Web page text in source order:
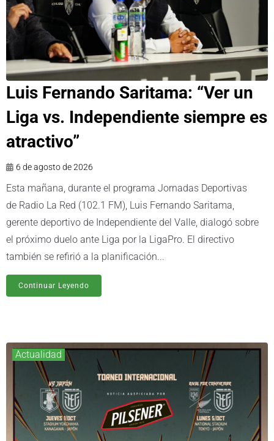
Luis Fernando Saritama: “Ver un
Liga vs. Independiente siempre es
atractivo”
6 de agosto de 2026
Esta mañana, durante el programa Jornadas Deportivas
de Radio La Red (102.1 FM), Luis Fernando Saritama,
gerente deportivo de Independiente del Valle, dialogó sobre
el próximo duelo ante Liga por la LigaPro. El directivo
también se refirió a la planificación...
Continuar Leyendo
Actualidad